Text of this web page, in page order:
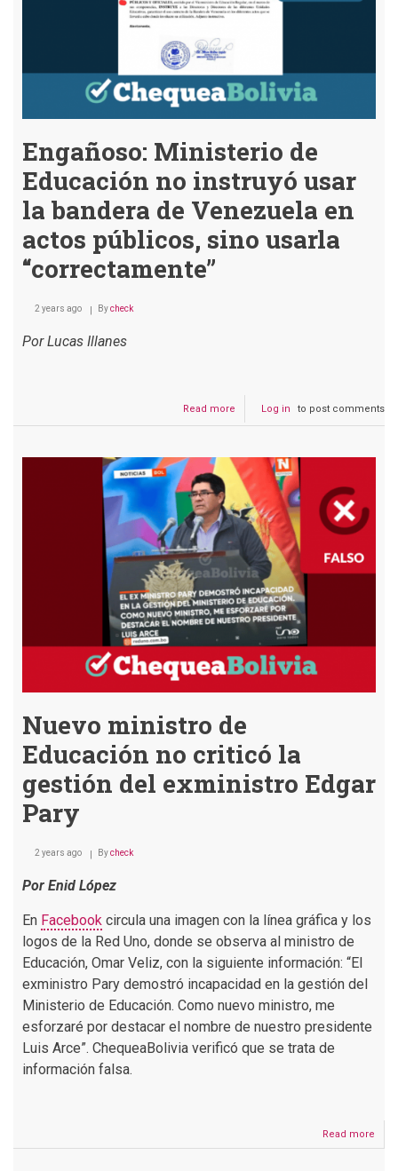
Engañoso: Ministerio de
Educación no instruyó usar
la bandera de Venezuela en
actos públicos, sino usarla
“correctamente”
2 years ago Bycheck
Por Lucas Illanes
Read more
Engañoso:
Educación
no
instruyó
usar
la
bandera
de
Venezuela
en
actos
públicos,
sino
usarla
“correctamente”
Log in to post comments
Nuevo ministro de
Educación no criticó la
gestión del exministro Edgar
Pary
2 years ago Bycheck
Por Enid López
En Facebook circula una imagen con la línea gráfica y los
logos de la Red Uno, donde se observa al ministro de
Educación, Omar Veliz, con la siguiente información: “El
exministro Pary demostró incapacidad en la gestión del
Ministerio de Educación. Como nuevo ministro, me
esforzaré por destacar el nombre de nuestro presidente
Luis Arce”. ChequeaBolivia verificó que se trata de
información falsa.
Read more